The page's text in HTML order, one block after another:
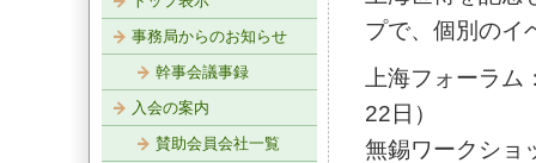
プで、個別のイ
上海フォーラ
22日）
無錫ワークショ
事務局からのお知らせ
幹事会議事録
入会の案内
賛助会員会社一覧